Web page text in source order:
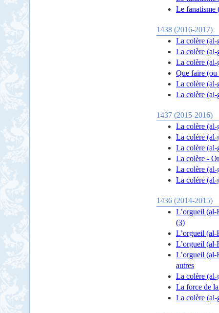
Le fanatisme
1438 (2016-2017)
La colère (al-
La colère (al-
La colère (al-
Que faire (ou
La colère (al-
La colère (al-
1437 (2015-2016)
La colère (al-
La colère (al-
La colère (al-
La colère -
La colère
La colère (al-
1436 (2014-2015)
L’orgueil (al-
(3)
L’orgueil (al-
L’orgueil (al-
L’orgueil (al-
autres
La colère
La force de
La colère